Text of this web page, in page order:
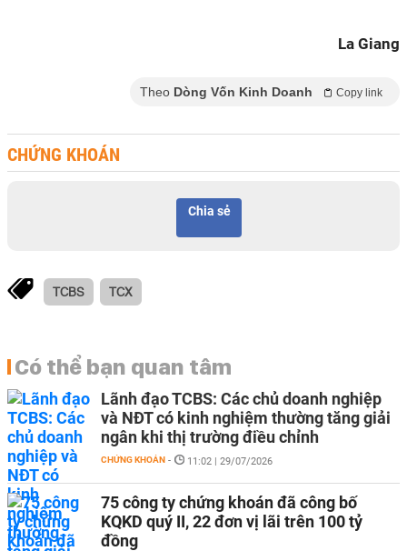
La Giang
Theo Dòng Vốn Kinh Doanh Copy link
CHỨNG KHOÁN
Chia sẻ
TCBS TCX
Có thể bạn quan tâm
Lãnh đạo TCBS: Các chủ doanh nghiệp
và NĐT có kinh nghiệm thường tăng giải
ngân khi thị trường điều chỉnh
CHỨNG KHOÁN - 11:02 | 29/07/2026
75 công ty chứng khoán đã công bố
KQKD quý II, 22 đơn vị lãi trên 100 tỷ
đồng